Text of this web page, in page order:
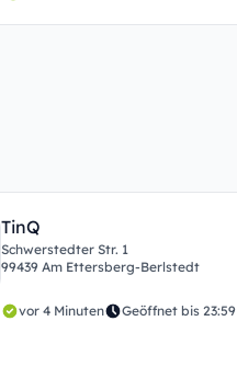
TinQ
Schwerstedter Str. 1
99439 Am Ettersberg-Berlstedt
vor 4 Minuten Geöffnet bis 23:59